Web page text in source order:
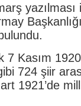
yazılması
7 Kasım
724 şiir
1921’de